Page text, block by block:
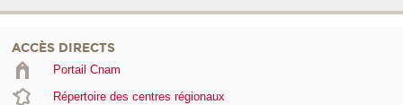
ACCÈS DIRECTS
Portail Cnam
Répertoire des centres régionaux